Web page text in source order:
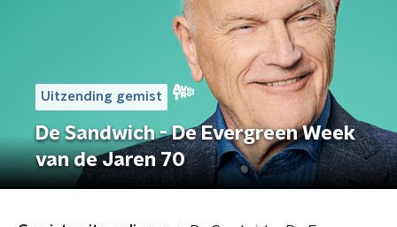
Uitzending gemist
De Sandwich - De Evergreen Week
van de Jaren 70